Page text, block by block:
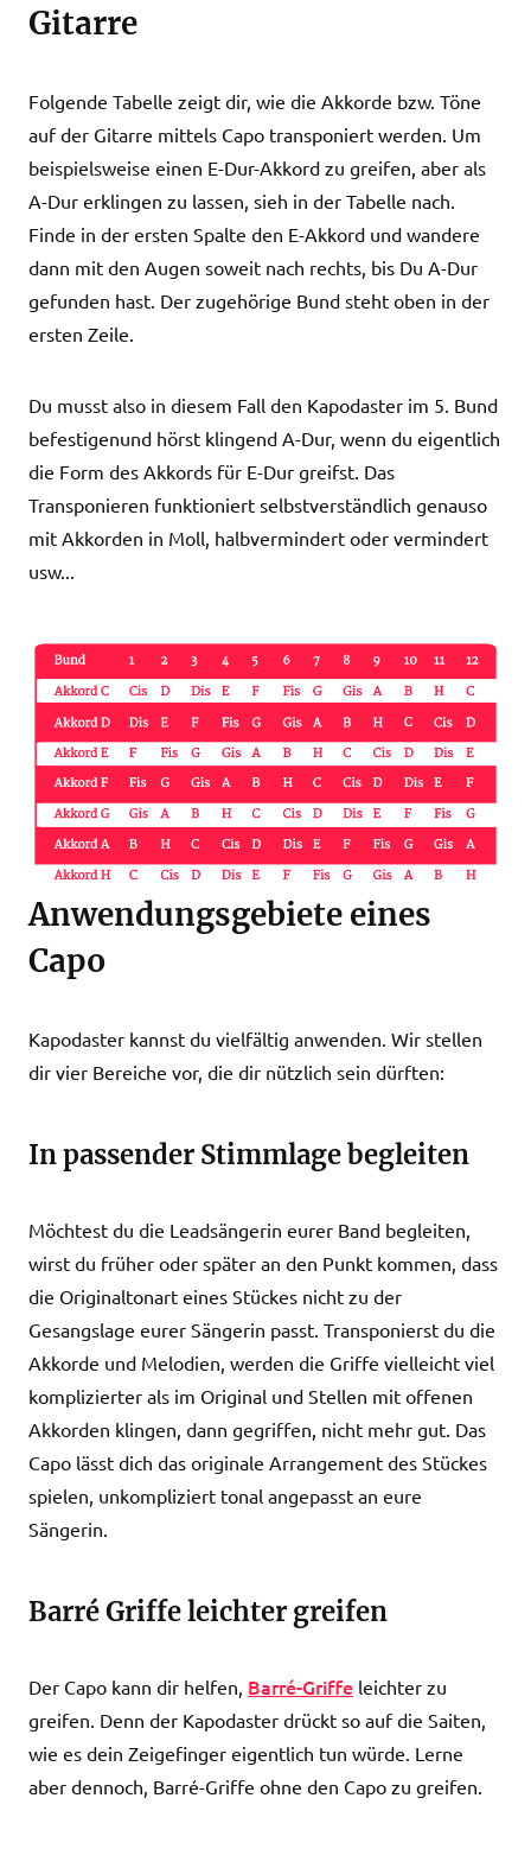
Gitarre
Folgende Tabelle zeigt dir, wie die Akkorde bzw. Töne
auf der Gitarre mittels Capo transponiert werden. Um
beispielsweise einen E-Dur-Akkord zu greifen, aber als
A-Dur erklingen zu lassen, sieh in der Tabelle nach.
Finde in der ersten Spalte den E-Akkord und wandere
dann mit den Augen soweit nach rechts, bis Du A-Dur
gefunden hast. Der zugehörige Bund steht oben in der
ersten Zeile.
Du musst also in diesem Fall den Kapodaster im 5. Bund
befestigenund hörst klingend A-Dur, wenn du eigentlich
die Form des Akkords für E-Dur greifst. Das
Transponieren funktioniert selbstverständlich genauso
mit Akkorden in Moll, halbvermindert oder vermindert
usw...
Anwendungsgebiete eines
Capo
Kapodaster kannst du vielfältig anwenden. Wir stellen
dir vier Bereiche vor, die dir nützlich sein dürften:
In passender Stimmlage begleiten
Möchtest du die Leadsängerin eurer Band begleiten,
wirst du früher oder später an den Punkt kommen, dass
die Originaltonart eines Stückes nicht zu der
Gesangslage eurer Sängerin passt. Transponierst du die
Akkorde und Melodien, werden die Griffe vielleicht viel
komplizierter als im Original und Stellen mit offenen
Akkorden klingen, dann gegriffen, nicht mehr gut. Das
Capo lässt dich das originale Arrangement des Stückes
spielen, unkompliziert tonal angepasst an eure
Sängerin.
Barré Griffe leichter greifen
Der Capo kann dir helfen, Barré-Griffe leichter zu
greifen. Denn der Kapodaster drückt so auf die Saiten,
wie es dein Zeigefinger eigentlich tun würde. Lerne
aber dennoch, Barré-Griffe ohne den Capo zu greifen.